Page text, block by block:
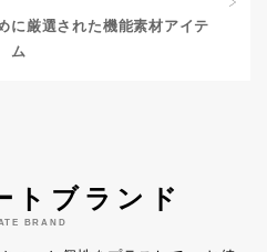
に 厳選された機能素材アイテ
ム
トブランド
BRAND